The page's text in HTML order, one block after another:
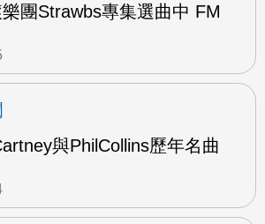
團Strawbs專集選曲中 FM
與PhilCollins歷年名曲